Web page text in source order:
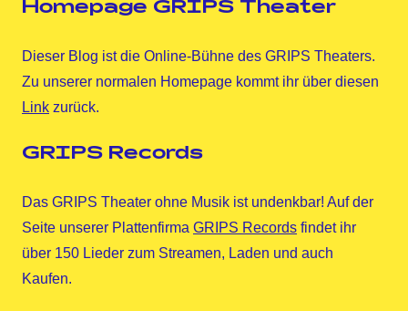
Homepage GRIPS Theater
Dieser Blog ist die Online-Bühne des GRIPS Theaters.
Zu unserer normalen Homepage kommt ihr über diesen
Link zurück.
GRIPS Records
Das GRIPS Theater ohne Musik ist undenkbar! Auf der
Seite unserer Plattenfirma GRIPS Records findet ihr
über 150 Lieder zum Streamen, Laden und auch
Kaufen.